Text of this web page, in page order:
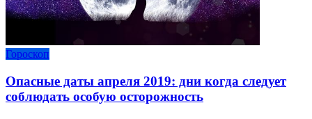
Гороскоп
Опасные даты апреля 2019: дни когда следует
соблюдать особую осторожность